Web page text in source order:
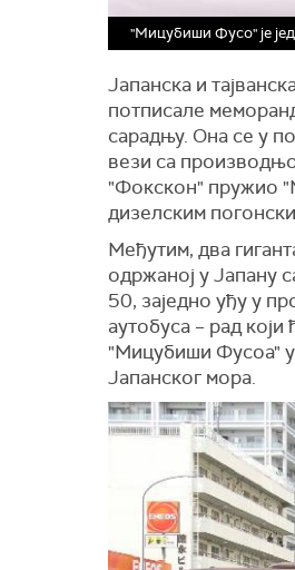
"Мицубиши Фусо" је
Јапанска и
потписале
сарадњу. Она се у
вези са
"Фокскон" пружио
дизелским
Међутим, два
одржаној у Јапану
50, заједно уђу у
аутобуса – рад
"Мицубиши Фусоа" у
Јапанског мора.